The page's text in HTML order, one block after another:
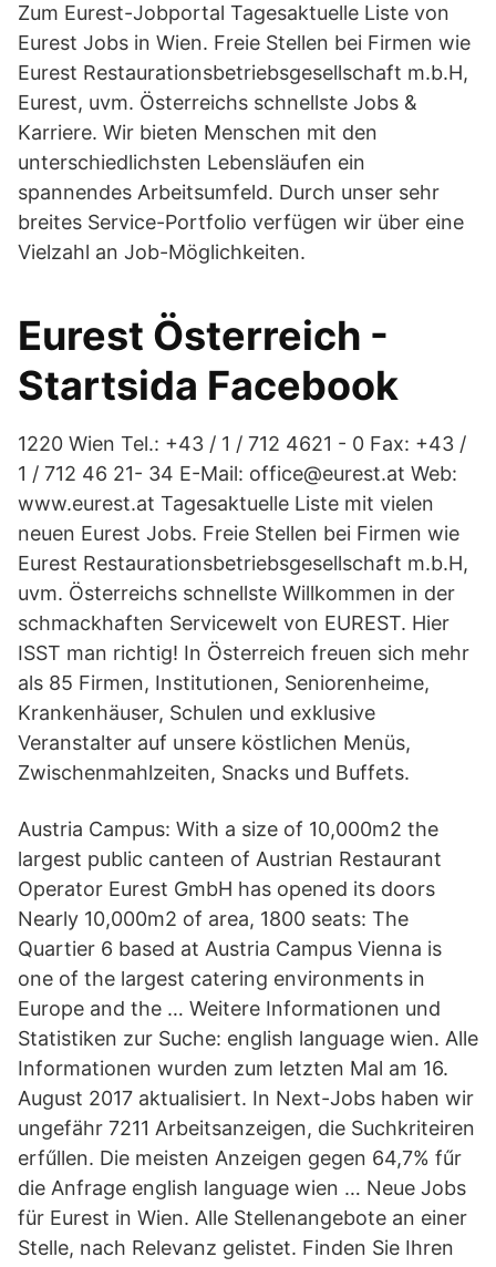
Zum Eurest-Jobportal Tagesaktuelle Liste von
Eurest Jobs in Wien. Freie Stellen bei Firmen wie
Eurest Restaurationsbetriebsgesellschaft m.b.H,
Eurest, uvm. Österreichs schnellste Jobs &
Karriere. Wir bieten Menschen mit den
unterschiedlichsten Lebensläufen ein
spannendes Arbeitsumfeld. Durch unser sehr
breites Service-Portfolio verfügen wir über eine
Vielzahl an Job-Möglichkeiten.
Eurest Österreich -
Startsida Facebook
1220 Wien Tel.: +43 / 1 / 712 4621 - 0 Fax: +43 /
1 / 712 46 21- 34 E-Mail: office@eurest.at Web:
www.eurest.at Tagesaktuelle Liste mit vielen
neuen Eurest Jobs. Freie Stellen bei Firmen wie
Eurest Restaurationsbetriebsgesellschaft m.b.H,
uvm. Österreichs schnellste Willkommen in der
schmackhaften Servicewelt von EUREST. Hier
ISST man richtig! In Österreich freuen sich mehr
als 85 Firmen, Institutionen, Seniorenheime,
Krankenhäuser, Schulen und exklusive
Veranstalter auf unsere köstlichen Menüs,
Zwischenmahlzeiten, Snacks und Buffets.
Austria Campus: With a size of 10,000m2 the
largest public canteen of Austrian Restaurant
Operator Eurest GmbH has opened its doors
Nearly 10,000m2 of area, 1800 seats: The
Quartier 6 based at Austria Campus Vienna is
one of the largest catering environments in
Europe and the … Weitere Informationen und
Statistiken zur Suche: english language wien. Alle
Informationen wurden zum letzten Mal am 16.
August 2017 aktualisiert. In Next-Jobs haben wir
ungefähr 7211 Arbeitsanzeigen, die Suchkriteiren
erfűllen. Die meisten Anzeigen gegen 64,7% fűr
die Anfrage english language wien … Neue Jobs
für Eurest in Wien. Alle Stellenangebote an einer
Stelle, nach Relevanz gelistet. Finden Sie Ihren